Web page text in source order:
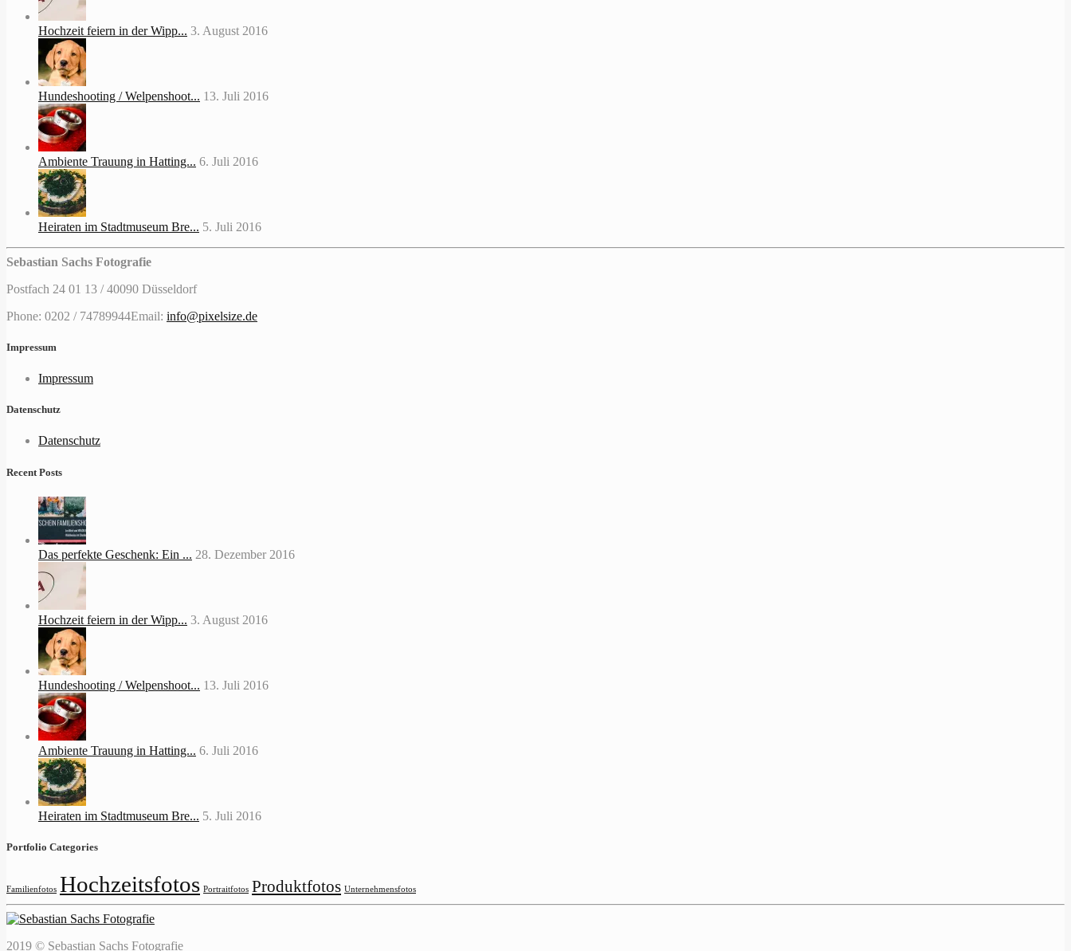
Hochzeit feiern in der Wipp... 3. August 2016
Hundeshooting / Welpenshoot... 13. Juli 2016
Ambiente Trauung in Hatting... 6. Juli 2016
Heiraten im Stadtmuseum Bre... 5. Juli 2016
Sebastian Sachs Fotografie
Postfach 24 01 13 / 40090 Düsseldorf
Phone: 0202 / 74789944Email: info@pixelsize.de
Impressum
Impressum
Datenschutz
Datenschutz
Recent Posts
Das perfekte Geschenk: Ein ... 28. Dezember 2016
Hochzeit feiern in der Wipp... 3. August 2016
Hundeshooting / Welpenshoot... 13. Juli 2016
Ambiente Trauung in Hatting... 6. Juli 2016
Heiraten im Stadtmuseum Bre... 5. Juli 2016
Portfolio Categories
Familienfotos Hochzeitsfotos Portraitfotos Produktfotos Unternehmensfotos
2019 © Sebastian Sachs Fotografie